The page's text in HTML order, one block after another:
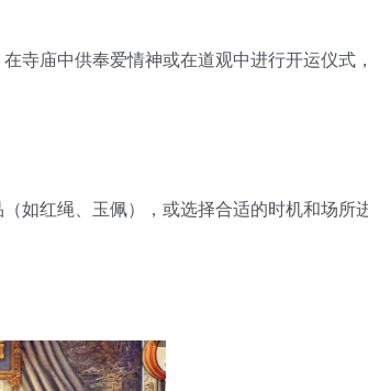
寺庙中供奉爱情神或在道观中进行开运仪式
如红绳、玉佩），或选择合适的时机和场所